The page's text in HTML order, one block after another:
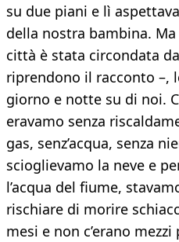
su due piani e lì
della nostra bambina.
città è stata circondata
riprendono il racconto –,
giorno e notte su di noi.
eravamo senza
gas, senz’acqua, senza
scioglievamo la neve e
l’acqua del fiume,
rischiare di morire
mesi e non c’erano mezzi